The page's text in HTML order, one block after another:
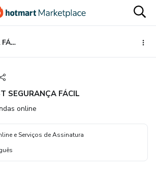
SST SEGURANÇA FÁCIL
SEGURANÇA FÁCIL
online
e Serviços de Assinatura